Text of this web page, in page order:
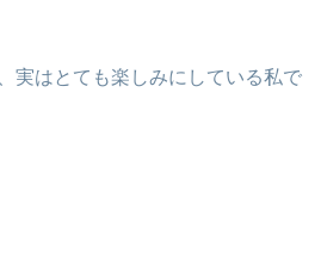
実はとても楽しみにしている私で